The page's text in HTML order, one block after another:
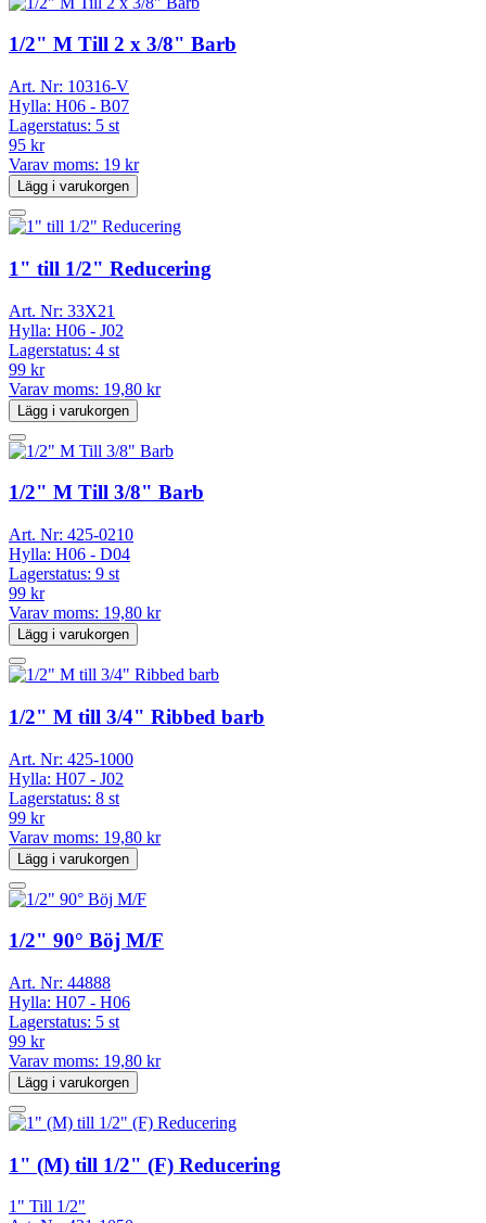
1/2" M Till 2 x 3/8" Barb
Art. Nr: 10316-V
Hylla: H06 - B07
Lagerstatus: 5 st
95 kr
Varav moms: 19 kr
Lägg i varukorgen
1" till 1/2" Reducering
Art. Nr: 33X21
Hylla: H06 - J02
Lagerstatus: 4 st
99 kr
Varav moms: 19,80 kr
Lägg i varukorgen
1/2" M Till 3/8" Barb
Art. Nr: 425-0210
Hylla: H06 - D04
Lagerstatus: 9 st
99 kr
Varav moms: 19,80 kr
Lägg i varukorgen
1/2" M till 3/4" Ribbed barb
Art. Nr: 425-1000
Hylla: H07 - J02
Lagerstatus: 8 st
99 kr
Varav moms: 19,80 kr
Lägg i varukorgen
1/2" 90° Böj M/F
Art. Nr: 44888
Hylla: H07 - H06
Lagerstatus: 5 st
99 kr
Varav moms: 19,80 kr
Lägg i varukorgen
1" (M) till 1/2" (F) Reducering
1" Till 1/2"